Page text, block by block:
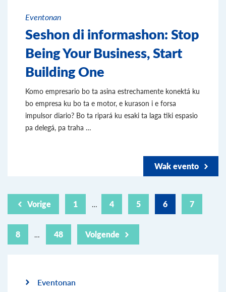
Eventonan
Seshon di informashon: Stop
Being Your Business, Start
Building One
Komo empresario bo ta asina estrechamente konektá ku
bo empresa ku bo ta e motor, e kurason i e forsa
impulsor diario? Bo ta ripará ku esaki ta laga tiki espasio
pa delegá, pa traha …
Wak evento
Vorige 1 … 4 5 6 7
8 … 48 Volgende
Eventonan